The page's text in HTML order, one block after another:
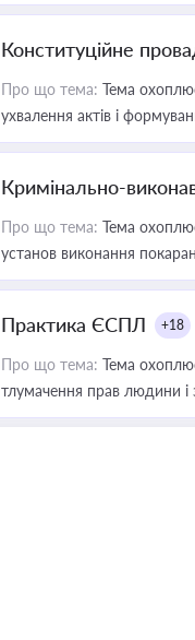
Конституційне
Про що тема: Тема
ухвалення актів і
Кримінально-
Про що тема: Тема
установ виконання
Практика ЄСПЛ +18
Про що тема: Тема
тлумачення прав людини і